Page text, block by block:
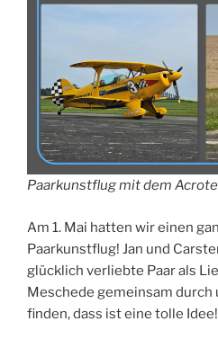
Paarkunstflug mit dem
Am 1. Mai hatten wir einen
Paarkunstflug! Jan und
glücklich verliebte Paar als
Meschede gemeinsam durch
finden, dass ist eine tolle Idee!